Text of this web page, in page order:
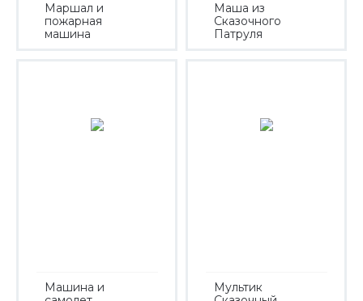
Маршал и
пожарная
машина
Маша из
Сказочного
Патруля
Машина и
Мультик